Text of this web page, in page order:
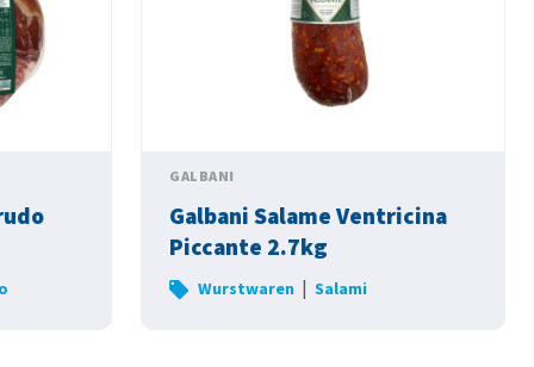
GALBANI
Galbani Salame Ventricina
Piccante 2.7kg
Wurstwaren | Salami